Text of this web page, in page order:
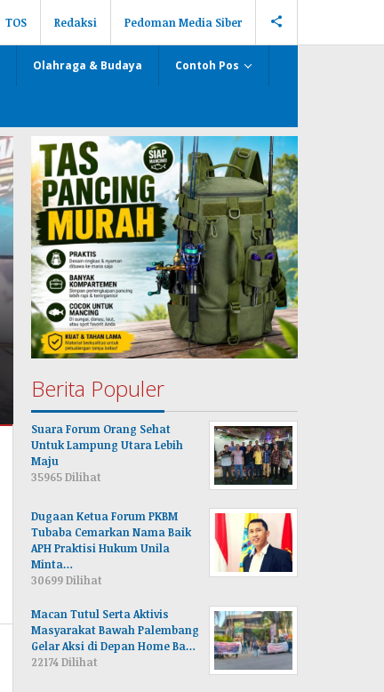
TOS Redaksi Pedoman Media Siber
Olahraga & Budaya Contoh Pos
Berita Populer
Suara Forum Orang Sehat
Untuk Lampung Utara Lebih
Maju
35965 Dilihat
Dugaan Ketua Forum PKBM
Tubaba Cemarkan Nama Baik
APH Praktisi Hukum Unila
Minta…
30699 Dilihat
Macan Tutul Serta Aktivis
Masyarakat Bawah Palembang
Gelar Aksi di Depan Home Ba…
22174 Dilihat